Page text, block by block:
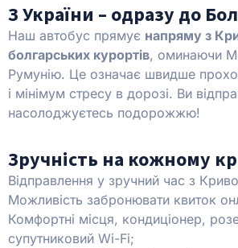
З України – одразу до
Наш автобус прямує напряму з
болгарських курортів, оминаючи
Румунію. Це означає швидше
і мінімум стресу в дорозі. Ви
насолоджуєтесь подорожжю!
Зручність на кожному
Відправлення у зручний час з
Можливість забронювати квиток
Комфортні місця, кондиціонер,
супутниковий Wi-Fi;